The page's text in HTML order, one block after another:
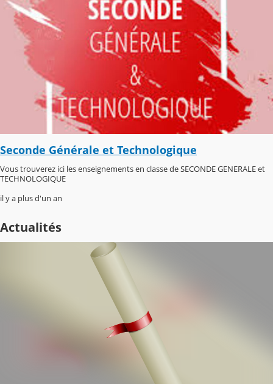
Seconde Générale et Technologique
Vous trouverez ici les enseignements en classe de SECONDE GENERALE et
TECHNOLOGIQUE
il y a plus d'un an
Actualités